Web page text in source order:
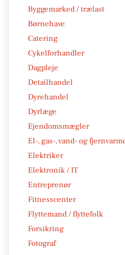
Byggemarked / trælast
Børnehave
Catering
Cykelforhandler
Dagpleje
Detailhandel
Dyrehandel
Dyrlæge
Ejendomsmægler
El-, gas-, vand- og
Elektriker
Elektronik / IT
Entreprenør
Fitnesscenter
Flyttemand / flyttefolk
Forsikring
Fotograf